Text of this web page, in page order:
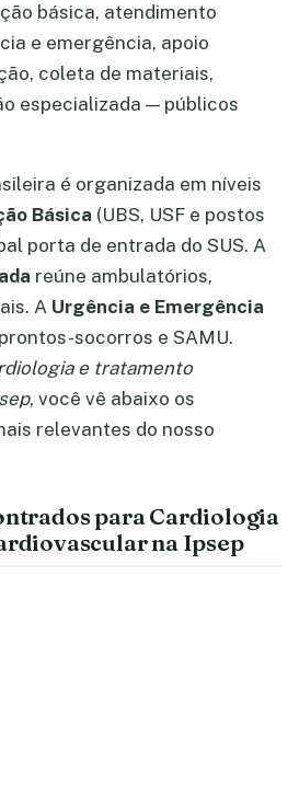
básica, atendimento
e emergência, apoio
coleta de materiais,
especializada — públicos
é organizada em níveis
Básica (UBS, USF e postos
porta de entrada do SUS. A
reúne ambulatórios,
A Urgência e Emergência
socorros e SAMU.
e tratamento
, você vê abaixo os
relevantes do nosso
para Cardiologia
na Ipsep